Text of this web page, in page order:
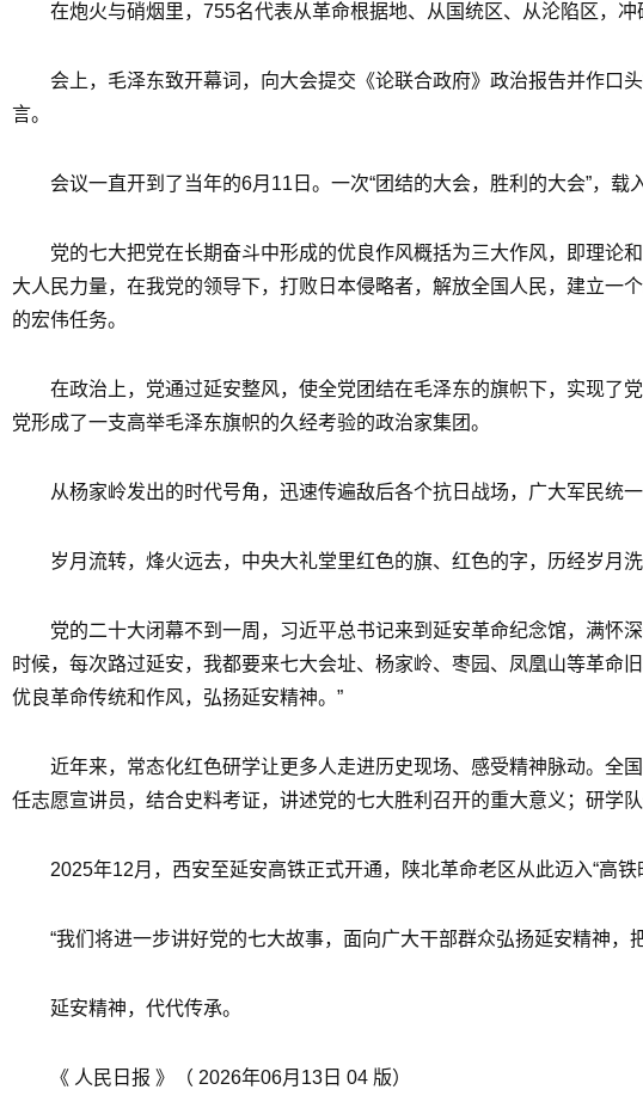
在炮火与硝烟里，755名代表从革命根据地、从国统区、从沦陷区，冲
会上，毛泽东致开幕词，向大会提交《论联合政府》政治报告并作口
言。
会议一直开到了当年的6月11日。一次“团结的大会，胜利的大会”，载
党的七大把党在长期奋斗中形成的优良作风概括为三大作风，即理论
大人民力量，在我党的领导下，打败日本侵略者，解放全国人民，建立一
的宏伟任务。
在政治上，党通过延安整风，使全党团结在毛泽东的旗帜下，实现了
党形成了一支高举毛泽东旗帜的久经考验的政治家集团。
从杨家岭发出的时代号角，迅速传遍敌后各个抗日战场，广大军民统
岁月流转，烽火远去，中央大礼堂里红色的旗、红色的字，历经岁月洗
党的二十大闭幕不到一周，习近平总书记来到延安革命纪念馆，满怀
时候，每次路过延安，我都要来七大会址、杨家岭、枣园、凤凰山等革命
优良革命传统和作风，弘扬延安精神。”
近年来，常态化红色研学让更多人走进历史现场、感受精神脉动。全
任志愿宣讲员，结合史料考证，讲述党的七大胜利召开的重大意义；研学
2025年12月，西安至延安高铁正式开通，陕北革命老区从此迈入“高
“我们将进一步讲好党的七大故事，面向广大干部群众弘扬延安精神
延安精神，代代传承。
《 人民日报 》（ 2026年06月13日 04 版）